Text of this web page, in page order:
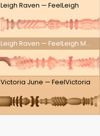
Leigh Raven — FeelLeigh
Leigh Raven — FeelLeigh Mouth
Victoria June — FeelVictoria